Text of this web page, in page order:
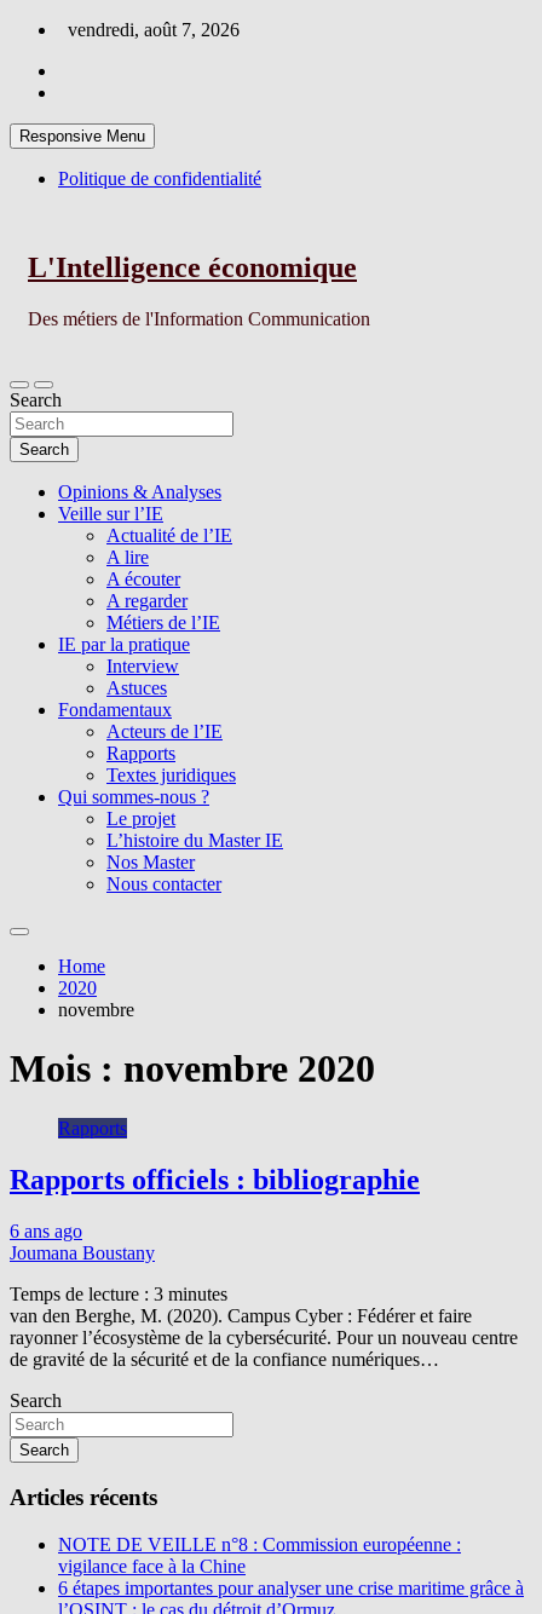
Skip
content
vendredi, août 7, 2026
Responsive Menu
Politique de confidentialité
L'Intelligence économique
Des métiers de l'Information Communication
Search
Search
Opinions & Analyses
Veille sur l’IE
Actualité de l’IE
A lire
A écouter
A regarder
Métiers de l’IE
IE par la pratique
Interview
Astuces
Fondamentaux
Acteurs de l’IE
Rapports
Textes juridiques
Qui sommes-nous ?
Le projet
L’histoire du Master IE
Nos Master
Nous contacter
Home
2020
novembre
Mois : novembre 2020
Rapports
Rapports officiels : bibliographie
6 ans ago
Joumana Boustany
Temps de lecture : 3 minutes
van den Berghe, M. (2020). Campus Cyber : Fédérer et faire
rayonner l’écosystème de la cybersécurité. Pour un nouveau centre
de gravité de la sécurité et de la confiance numériques…
Search
Search
Articles récents
NOTE DE VEILLE n°8 : Commission européenne :
vigilance face à la Chine
6 étapes importantes pour analyser une crise maritime grâce à
l’OSINT : le cas du détroit d’Ormuz